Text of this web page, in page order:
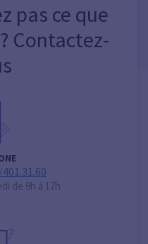
pas ce que
Contactez-
de 9h à 17h